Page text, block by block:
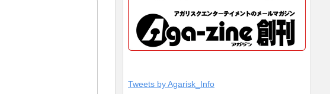
Tweets by Agarisk_Info